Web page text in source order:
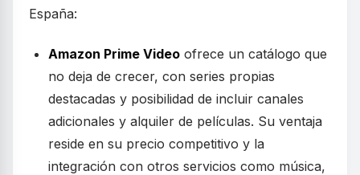
España:
Amazon Prime Video ofrece un catálogo que
no deja de crecer, con series propias
destacadas y posibilidad de incluir canales
adicionales y alquiler de películas. Su ventaja
reside en su precio competitivo y la
integración con otros servicios como música,